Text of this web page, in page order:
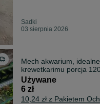
Sadki
03 sierpnia 2026
Mech akwarium,
krewetkarimu porcja
Używane
6 zł
10,24 zł z Pakietem